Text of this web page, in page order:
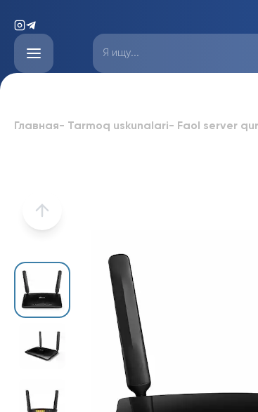
Главная- Tarmoq uskunalari- Faol server